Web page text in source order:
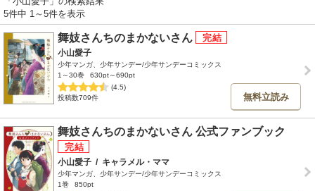
5件中 1～5件を表示
舞妓さんちのまかないさん
小山愛子
少年マンガ、少年サンデー/少年サンデーコミックス
1～30巻
630pt～690pt
(4.5)
投稿数709件
無料立読み
舞妓さんちのまかないさん 公式ファンブック
小山愛子 / キャラメル・ママ
少年マンガ、少年サンデー/少年サンデーコミックス
1巻
850pt